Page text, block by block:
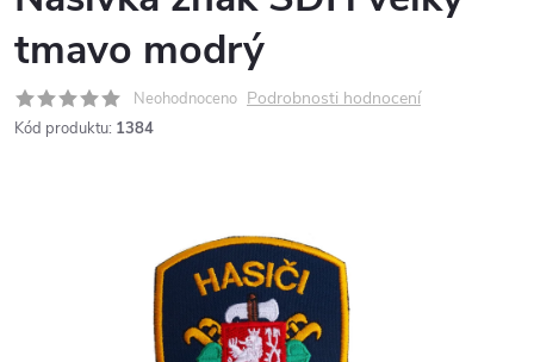
tmavo modrý
Neohodnoceno Podrobnosti hodnocení
Kód produktu: 1384